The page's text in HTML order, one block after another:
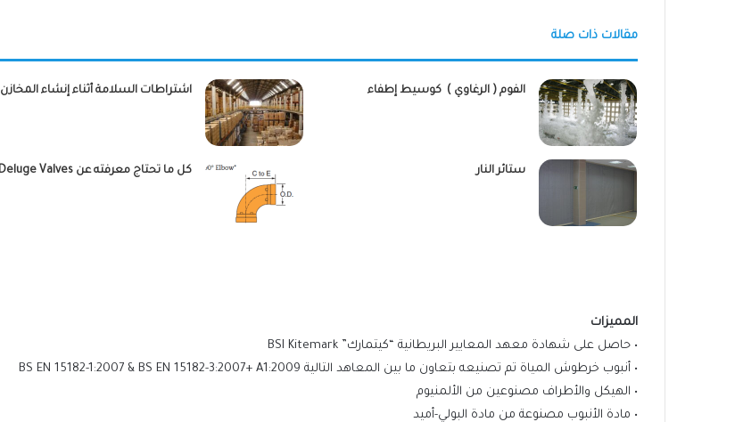
مقالات ذات صلة
الفوم ( الرغاوي ) كوسيط إطفاء اشتراطات السلامة أثناء إنشاء المخازن
ستائر النار كل ما تحتاج معرفته عن Deluge Valves
المميزات
• حاصل على شهادة معهد المعايير البريطانية “كيتمارك” BSI Kitemark
• أنبوب خرطوش المياة تم تصنيعه بتعاون ما بين المعاهد التالية BS EN 15182-1:2007 & BS EN 15182-3:2007+ A1:2009
• الهيكل والأطراف مصنوعين من الألمنيوم
• مادة الأنبوب مصنوعة من مادة البولي-أميد